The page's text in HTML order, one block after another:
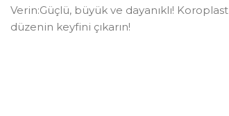
Verin:Güçlü, büyük ve dayanıklı!
düzenin keyfini çıkarın!